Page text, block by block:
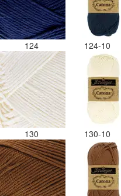
124 124-10
130 130-10